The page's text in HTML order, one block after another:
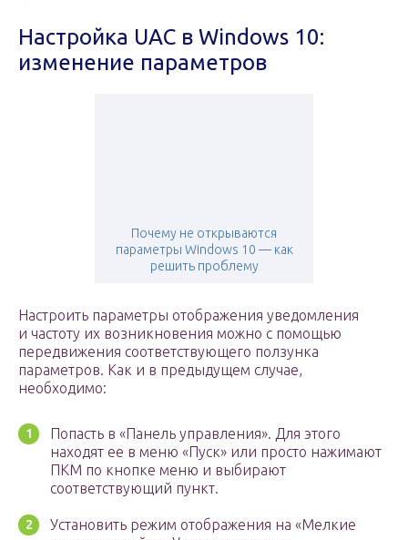
Настройка UAC в Windows 10:
изменение параметров
Почему не открываются
параметры Windows 10 — как
решить проблему
Настроить параметры отображения уведомления
и частоту их возникновения можно с помощью
передвижения соответствующего ползунка
параметров. Как и в предыдущем случае,
необходимо:
Попасть в «Панель управления». Для этого
находят ее в меню «Пуск» или просто нажимают
ПКМ по кнопке меню и выбирают
соответствующий пункт.
Установить режим отображения на «Мелкие